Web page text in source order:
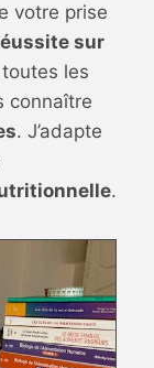
votre prise
sur
les
connaître
. J’adapte
.